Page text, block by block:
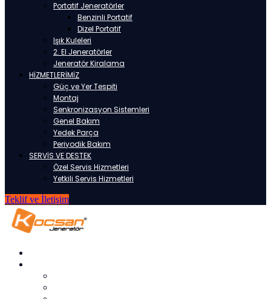
Portatif Jeneratörler
Benzinli Portatif
Dizel Portatif
Işık Kuleleri
2. El Jeneratörler
Jeneratör Kiralama
HİZMETLERİMİZ
Güç ve Yer Tespiti
Montaj
Senkronizasyon Sistemleri
Genel Bakım
Yedek Parça
Periyodik Bakım
SERVİS VE DESTEK
Özel Servis Hizmetleri
Yetkili Servis Hizmetleri
Teklif ve İletişim